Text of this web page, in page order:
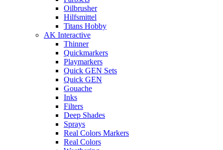
Oilbrusher
Hilfsmittel
Titans Hobby
AK Interactive
Thinner
Quickmarkers
Playmarkers
Quick GEN Sets
Quick GEN
Gouache
Inks
Filters
Deep Shades
Sprays
Real Colors Markers
Real Colors